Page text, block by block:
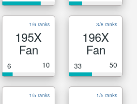
1/6 ranks
195X
Fan
6 10
3/8 ranks
196X
Fan
33 50
1/5 ranks 1/5 ranks